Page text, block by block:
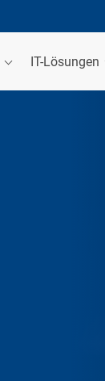
IT-Lösungen